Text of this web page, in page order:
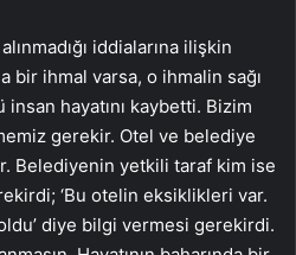
iddialarına ilişkin
bir ihmal varsa, o ihmalin sağı
hayatını kaybetti. Bizim
gerekir. Otel ve belediye
Belediyenin yetkili taraf kim ise
‘Bu otelin eksiklikleri var.
diye bilgi vermesi gerekirdi.